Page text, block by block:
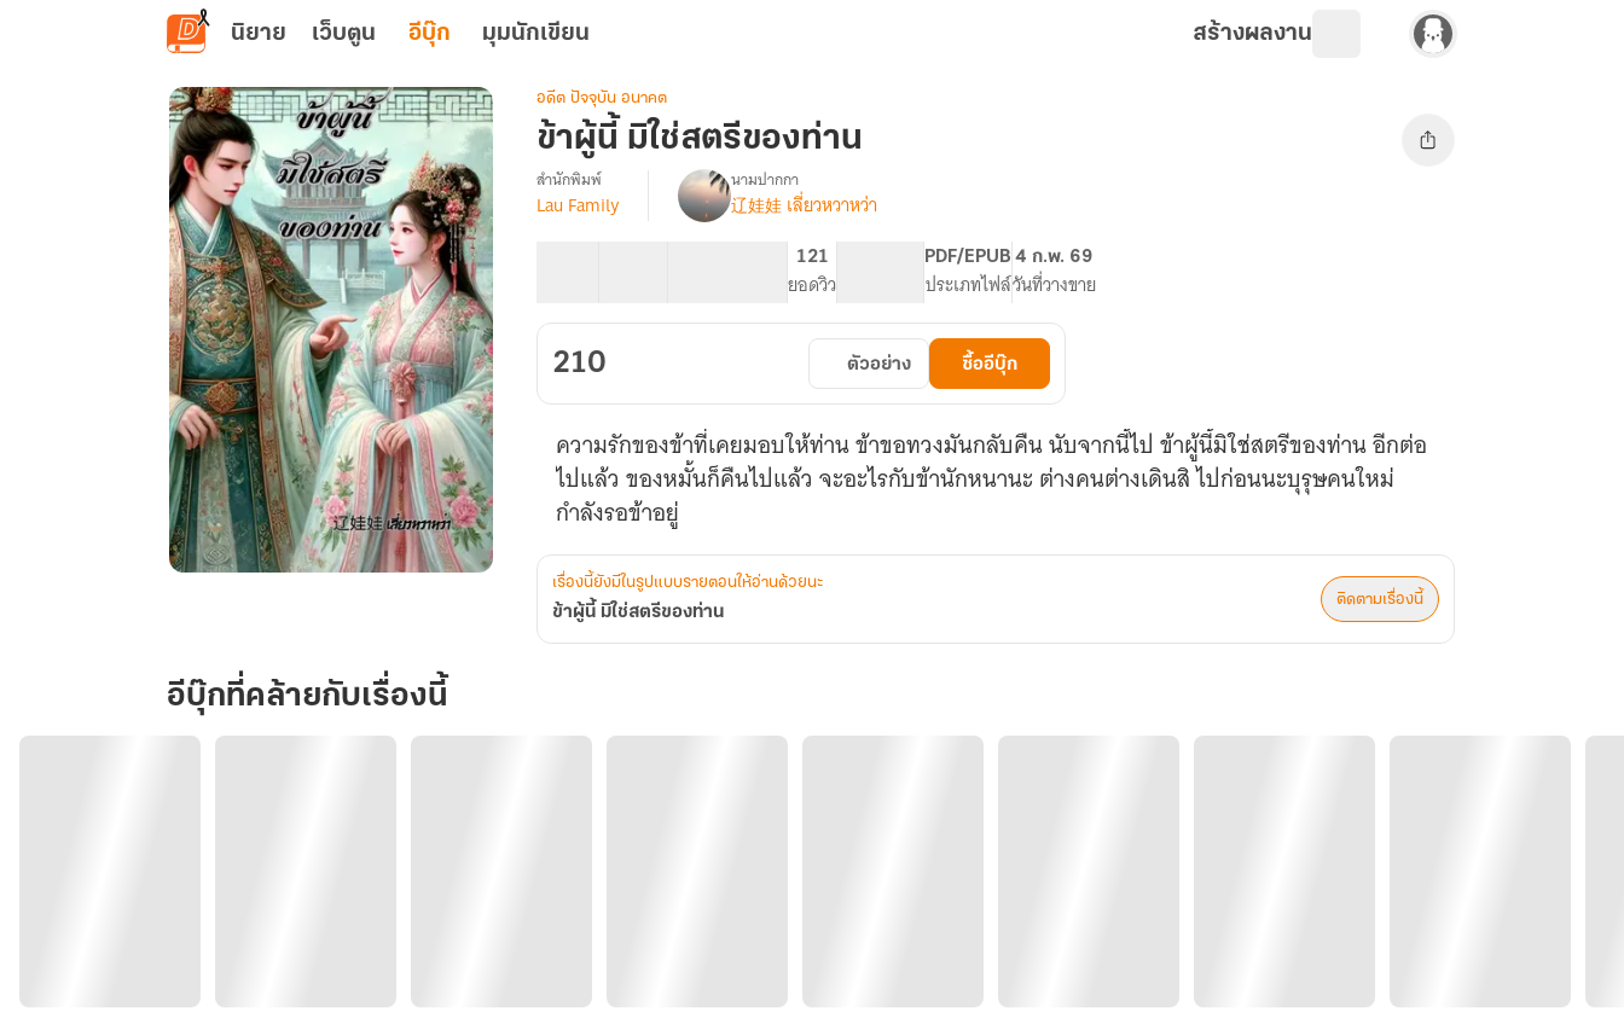
ข้ามไปยังเนื้อหาหลัก
นิยาย เว็บตูน อีบุ๊ก มุมนักเขียน สร้างผลงาน
มิใช่
สตรี
ของ
อดีต ปัจจุบัน อนาคต
ข้าผู้นี้ มิใช่สตรีของท่าน
เรื่อง
สตรี
ของ
ท่าน
สำนักพิมพ์
Lau Family
นามปากกา
辽娃娃 เลี่ยวหวาหว่า
121
ยอดวิว
PDF/EPUB
ประเภทไฟล์
4 ก.พ. 69
วันที่วางขาย
210 ตัวอย่าง ซื้ออีบุ๊ก
ความรักของข้าที่เคยมอบให้ท่าน ข้าขอทวงมันกลับคืน นับจากนี้ไป ข้าผู้นี้มิใช่สตรีของท่าน อีกต่อ
ไปแล้ว ของหมั้นก็คืนไปแล้ว จะอะไรกับข้านักหนานะ ต่างคนต่างเดินสิ ไปก่อนนะบุรุษคนใหม่
กำลังรอข้าอยู่
เรื่องนี้ยังมีในรูปแบบรายตอนให้อ่านด้วยนะ
ข้าผู้นี้ มิใช่สตรีของท่าน
ติดตามเรื่องนี้
อีบุ๊กที่คล้ายกับเรื่องนี้